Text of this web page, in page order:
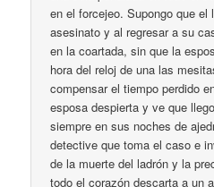
en el forcejeo. Supongo que el
asesinato y al regresar a su
en la coartada, sin que la
hora del reloj de una las
compensar el tiempo perdido
esposa despierta y ve que
siempre en sus noches de
detective que toma el caso e
de la muerte del ladrón y la
todo el corazón descarta a un